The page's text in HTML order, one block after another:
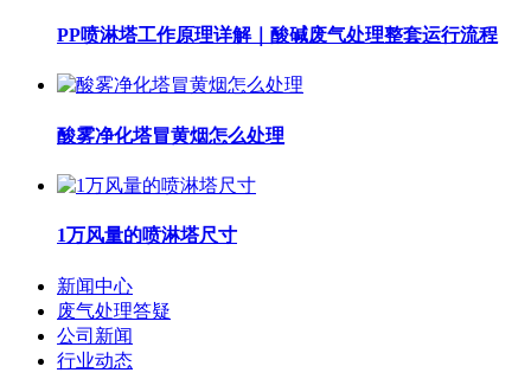
PP喷淋塔工作原理详解｜酸碱废气处理整套运行流程
酸雾净化塔冒黄烟怎么处理
1万风量的喷淋塔尺寸
新闻中心
废气处理答疑
公司新闻
行业动态